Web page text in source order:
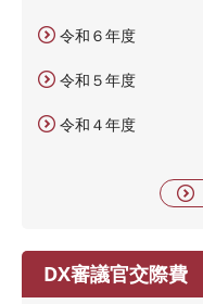
令和６年度
令和５年度
令和４年度
DX審議官交際費